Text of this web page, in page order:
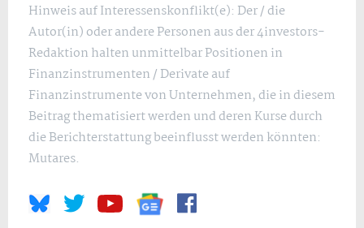
Hinweis auf Interessenskonflikt(e): Der / die
Autor(in) oder andere Personen aus der 4investors-
Redaktion halten unmittelbar Positionen in
Finanzinstrumenten / Derivate auf
Finanzinstrumente von Unternehmen, die in diesem
Beitrag thematisiert werden und deren Kurse durch
die Berichterstattung beeinflusst werden könnten:
Mutares.